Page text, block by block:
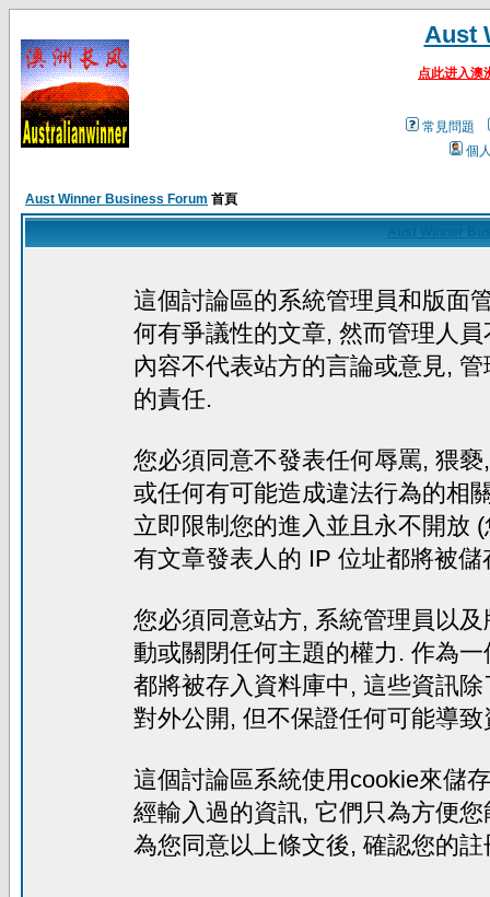
Aust
点此进入澳
常見問題
個
Aust Winner Business Forum 首頁
這個討論區的系統管理員和版面
何有爭議性的文章, 然而管理人
內容不代表站方的言論或意見,
的責任.
您必須同意不發表任何辱罵, 猥
或任何有可能造成違法行為的相
立即限制您的進入並且永不開放
有文章發表人的 IP 位址都將被
您必須同意站方, 系統管理員以
動或關閉任何主題的權力. 作為
都將被存入資料庫中, 這些資訊
對外公開, 但不保證任何可能導
這個討論區系統使用cookie來儲
經輸入過的資訊, 它們只為方便
為您同意以上條文後, 確認您的